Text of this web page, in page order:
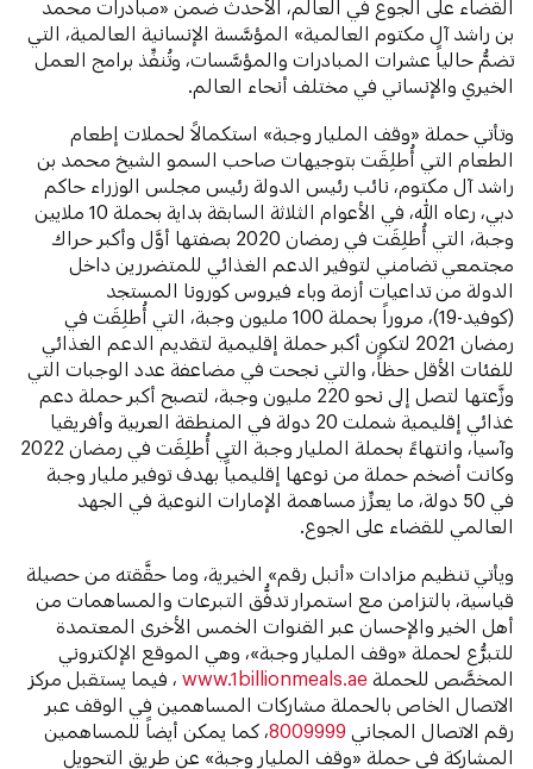
القضاء على الجوع في العالم، الأحدث ضمن «مبادرات محمد
بن راشد آل مكتوم العالمية» المؤسَّسة الإنسانية العالمية، التي
تضمُّ حالياً عشرات المبادرات والمؤسَّسات، وتُنفِّذ برامج العمل
الخيري والإنساني في مختلف أنحاء العالم.
وتأتي حملة «وقف المليار وجبة» استكمالاً لحملات إطعام
الطعام التي أُطلِقَت بتوجيهات صاحب السمو الشيخ محمد بن
راشد آل مكتوم، نائب رئيس الدولة رئيس مجلس الوزراء حاكم
دبي، رعاه الله، في الأعوام الثلاثة السابقة بداية بحملة 10 ملايين
وجبة، التي أُطلِقَت في رمضان 2020 بصفتها أوَّل وأكبر حراك
مجتمعي تضامني لتوفير الدعم الغذائي للمتضررين داخل
الدولة من تداعيات أزمة وباء فيروس كورونا المستجد
(كوفيد-19)، مروراً بحملة 100 مليون وجبة، التي أُطلِقَت في
رمضان 2021 لتكون أكبر حملة إقليمية لتقديم الدعم الغذائي
للفئات الأقل حظاً، والتي نجحت في مضاعفة عدد الوجبات التي
وزَّعتها لتصل إلى نحو 220 مليون وجبة، لتصبح أكبر حملة دعم
غذائي إقليمية شملت 20 دولة في المنطقة العربية وأفريقيا
وآسيا، وانتهاءً بحملة المليار وجبة التي أُطلِقَت في رمضان 2022
وكانت أضخم حملة من نوعها إقليمياً بهدف توفير مليار وجبة
في 50 دولة، ما يعزِّز مساهمة الإمارات النوعية في الجهد
العالمي للقضاء على الجوع.
ويأتي تنظيم مزادات «أنبل رقم» الخيرية، وما حقَّقته من حصيلة
قياسية، بالتزامن مع استمرار تدفُّق التبرعات والمساهمات من
أهل الخير والإحسان عبر القنوات الخمس الأخرى المعتمدة
للتبرُّع لحملة «وقف المليار وجبة»، وهي الموقع الإلكتروني
المخصَّص للحملةwww.1billionmeals.ae، فيما يستقبل مركز
الاتصال الخاص بالحملة مشاركات المساهمين في الوقف عبر
رقم الاتصال المجاني 8009999، كما يمكن أيضاً للمساهمين
المشاركة في حملة «وقف المليار وجبة» عن طريق التحويل